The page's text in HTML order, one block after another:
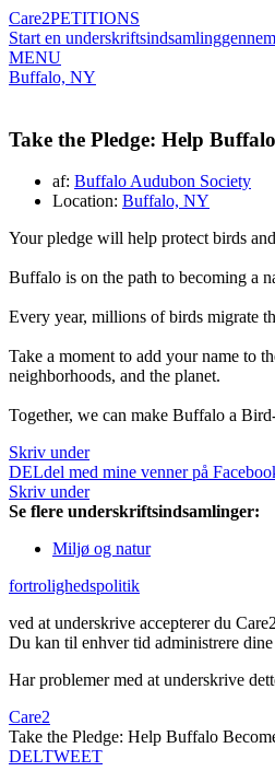
Care2PETITIONS
Start en underskriftsindsamling
MENU
Buffalo, NY
Take the Pledge: Help
af: Buffalo Audubon Society
Location: Buffalo, NY
Your pledge will help protect birds
Buffalo is on the path to becoming a
Every year, millions of birds migrate
Take a moment to add your name to
neighborhoods, and the planet.
Together, we can make Buffalo a
Skriv under
DELdel med mine venner på
Skriv under
Se flere underskriftsindsamlinger:
Miljø og natur
fortrolighedspolitik
ved at underskrive accepterer du
Du kan til enhver tid administrere dine
Har problemer med at underskrive
Care2
Take the Pledge: Help Buffalo
DELTWEET